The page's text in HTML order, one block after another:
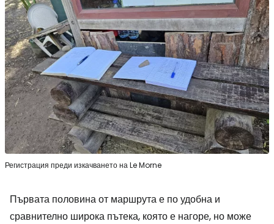
Регистрация преди изкачването на Le Morne
Първата половина от маршрута е по удобна и
сравнително широка пътека, която е нагоре, но може